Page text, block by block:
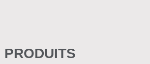
PRODUITS